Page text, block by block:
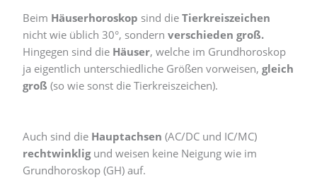
Beim Häuserhoroskop sind dieTierkreiszeichen
nicht wie üblich 30°, sondernverschieden groß.
Hingegen sind die Häuser, welche im Grundhoroskop
ja eigentlich unterschiedliche Größen vorweisen,gleich
groß (so wie sonst die Tierkreiszeichen).
Auch sind die Hauptachsen (AC/DC und IC/MC)
rechtwinkligund weisen keine Neigung wie im
Grundhoroskop (GH) auf.